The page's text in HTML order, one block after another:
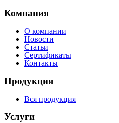
Компания
О компании
Новости
Статьи
Сертификаты
Контакты
Продукция
Вся продукция
Услуги